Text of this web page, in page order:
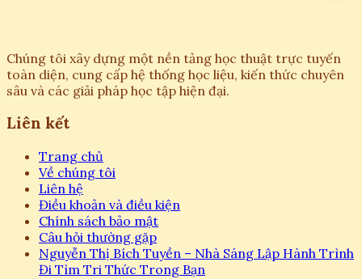
Chúng tôi xây dựng một nền tảng học thuật trực tuyến
toàn diện, cung cấp hệ thống học liệu, kiến thức chuyên
sâu và các giải pháp học tập hiện đại.
Liên kết
Trang chủ
Về chúng tôi
Liên hệ
Điều khoản và điều kiện
Chính sách bảo mật
Câu hỏi thường gặp
Nguyễn Thị Bích Tuyền – Nhà Sáng Lập Hành Trình
Đi Tìm Tri Thức Trong Bạn